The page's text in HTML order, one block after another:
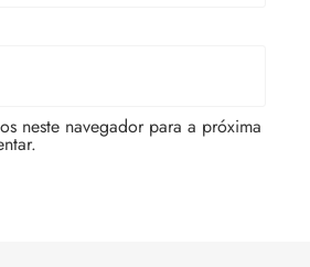
neste navegador para a próxima